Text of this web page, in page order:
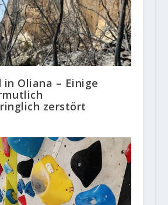
in Oliana – Einige
zerstört